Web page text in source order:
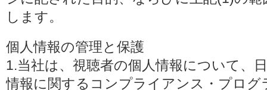
します。
個人情報の管理と保護
1.当社は、視聴者の個人情報について、
情報に関するコンプライアンス・プロ